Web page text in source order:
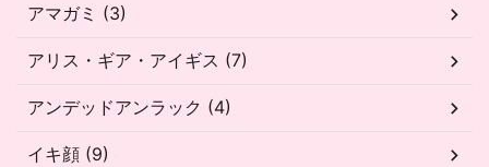
アマガミ (3)
アリス・ギア・アイギス (7)
アンデッドアンラック (4)
イキ顔 (9)